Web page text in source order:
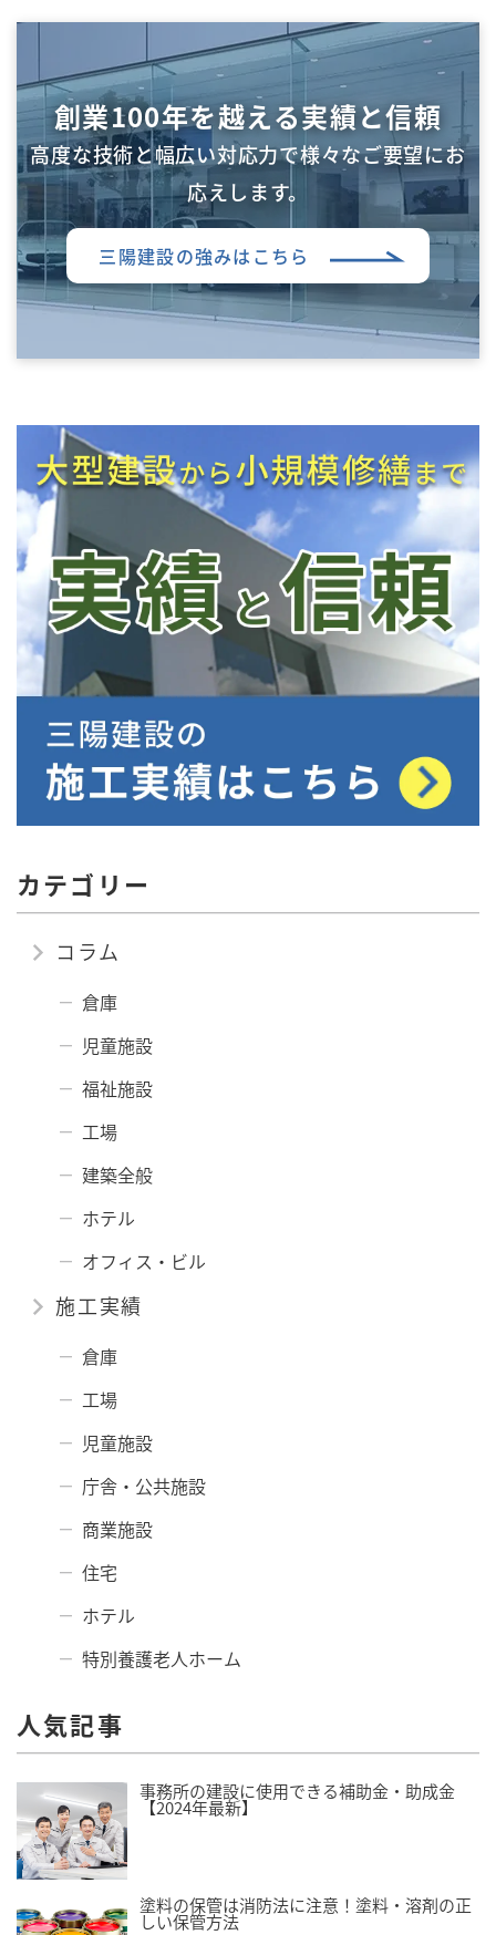
創業100年を越える実績と信頼
高度な技術と幅広い対応力で様々なご要望にお
応えします。
三陽建設の強みはこちら
カテゴリー
コラム
倉庫
児童施設
福祉施設
工場
建築全般
ホテル
オフィス・ビル
施工実績
倉庫
工場
児童施設
庁舎・公共施設
商業施設
住宅
ホテル
特別養護老人ホーム
人気記事
事務所の建設に使用できる補助金・助成金
【2024年最新】
塗料の保管は消防法に注意！塗料・溶剤の正
しい保管方法